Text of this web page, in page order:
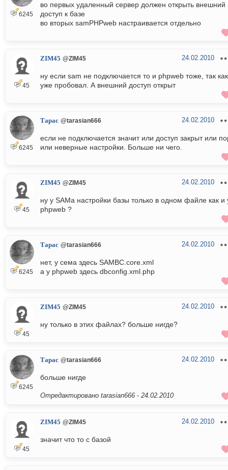
6245
во первых удаленный сервер должен открыть внешний
доступ к базе
во вторых samPHPweb настраивается отдельно
45
ZIM45 @ZIM45 24.02.2010
ну если sam не подключается то и phpweb тоже, так
уже пробовал. А внешний доступ открыт
6245
Тарас @tarasian666 24.02.2010
если не подключается значит или доступ закрыт или
или неверные настройки. Больше ни чего.
45
ZIM45 @ZIM45 24.02.2010
ну у SAMа настройки базы только в одном файле как и
phpweb ?
6245
Тарас @tarasian666 24.02.2010
нет, у сема здесь SAMBC.core.xml
а у phpweb здесь dbconfig.xml.php
45
ZIM45 @ZIM45 24.02.2010
ну только в этих файлах? больше нигде?
6245
Тарас @tarasian666 24.02.2010
больше нигде
Отредактировано tarasian666 - 24.02.2010
45
ZIM45 @ZIM45 24.02.2010
значит что то с базой